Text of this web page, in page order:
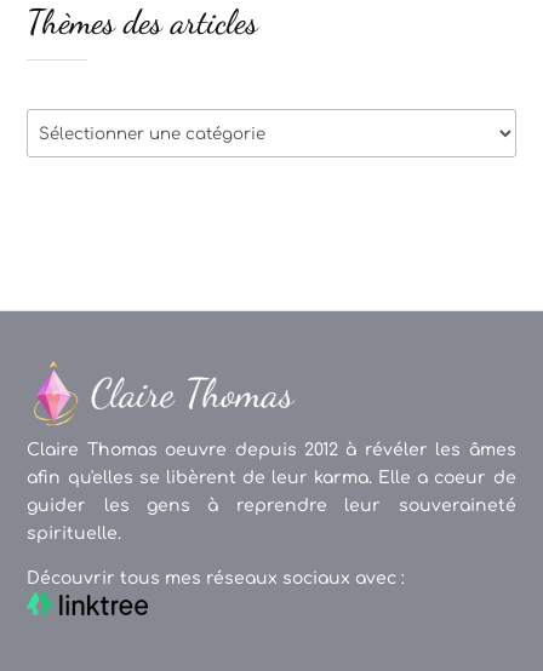
Thèmes des articles
Thèmes
des
Claire Thomas oeuvre depuis 2012 à révéler les âmes
afin qu'elles se libèrent de leur karma. Elle a coeur de
guider les gens à reprendre leur souveraineté
spirituelle.
Découvrir tous mes réseaux sociaux avec :